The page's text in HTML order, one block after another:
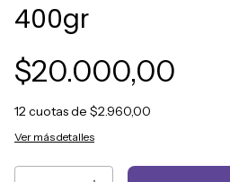
400gr
$20.000,00
12cuotas de $2.960,00
Ver más detalles